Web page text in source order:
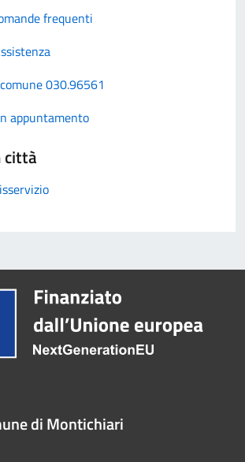
frequenti
030.96561
appuntamento
città
di Montichiari